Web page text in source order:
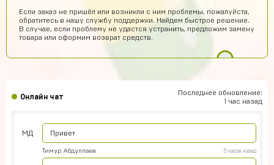
Если заказ не пришёл или возникли с ним проблемы, пожалуйста,
обратитесь в нашу службу поддержки. Найдем быстрое решение.
В случае, если проблему не удастся устранить, предложим замену
товара или оформим возврат средств.
Онлайн чат
Последнее обновление:
1 час назад
seruipol 8 часов назад
что за промо коды ?
Я купил акк
МД Привет
Тимур Абдуллаев 5 часов назад